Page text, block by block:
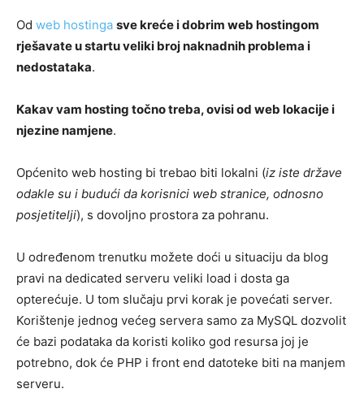
Od web hostinga sve kreće i dobrim web hostingom
rješavate u startu veliki broj naknadnih problema i
nedostataka.
Kakav vam hosting točno treba, ovisi od web lokacije i
njezine namjene.
Općenito web hosting bi trebao biti lokalni (iz iste države
odakle su i budući da korisnici web stranice, odnosno
posjetitelji), s dovoljno prostora za pohranu.
U određenom trenutku možete doći u situaciju da blog
pravi na dedicated serveru veliki load i dosta ga
opterećuje. U tom slučaju prvi korak je povećati server.
Korištenje jednog većeg servera samo za MySQL dozvolit
će bazi podataka da koristi koliko god resursa joj je
potrebno, dok će PHP i front end datoteke biti na manjem
serveru.